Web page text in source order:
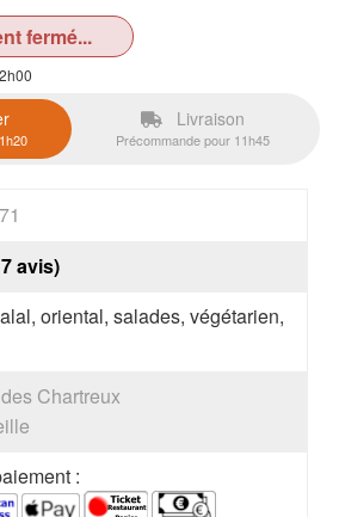
fermé...
Livraison
Précommande pour 11h45
avis)
oriental, salades, végétarien,
Chartreux
: